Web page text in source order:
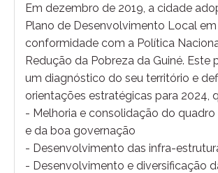
Em dezembro de 2019, a cidade
Plano de Desenvolvimento Local em
conformidade com a Política
Redução da Pobreza da Guiné. Este
um diagnóstico do seu território e
orientações estratégicas para 2024,
- Melhoria e consolidação do
e da boa governação
- Desenvolvimento das infra-
- Desenvolvimento e diversificação